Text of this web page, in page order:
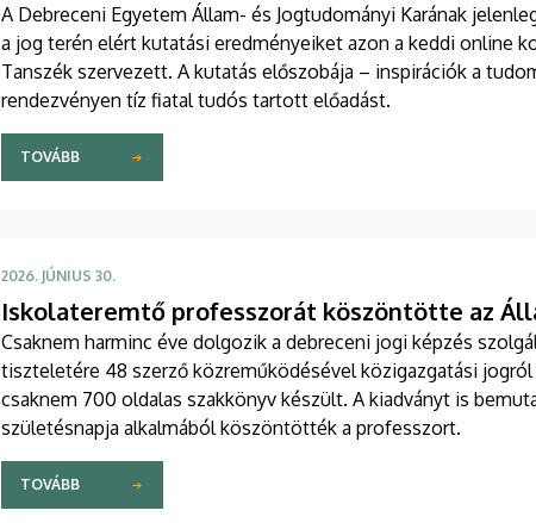
A Debreceni Egyetem Állam- és Jogtudományi Karának
a jog terén elért kutatási eredményeiket azon a keddi online
Tanszék szervezett. A kutatás előszobája – inspirációk a
rendezvényen tíz fiatal tudós tartott előadást.
TOVÁBB
2026. JÚNIUS 30.
Iskolateremtő professzorát köszöntötte az
Csaknem harminc éve dolgozik a debreceni jogi képzés
tiszteletére 48 szerző közreműködésével közigazgatási
csaknem 700 oldalas szakkönyv készült. A kiadványt is
születésnapja alkalmából köszöntötték a professzort.
TOVÁBB